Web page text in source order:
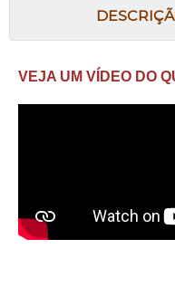
VEJA UM VÍDEO DO